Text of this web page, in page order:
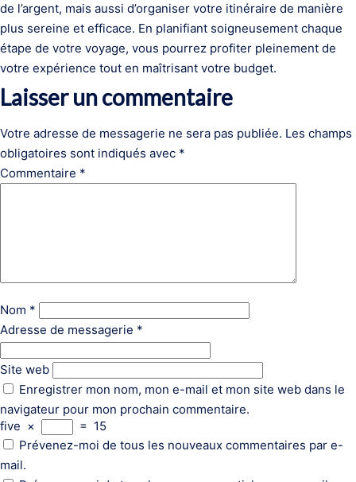
de l’argent, mais aussi d’organiser votre itinéraire de manière
plus sereine et efficace. En planifiant soigneusement chaque
étape de votre voyage, vous pourrez profiter pleinement de
votre expérience tout en maîtrisant votre budget.
Laisser un commentaire
Votre adresse de messagerie ne sera pas publiée. Les champs
obligatoires sont indiqués avec *
Commentaire *
Nom *
Adresse de messagerie *
Site web
Enregistrer mon nom, mon e-mail et mon site web dans le
navigateur pour mon prochain commentaire.
five × = 15
Prévenez-moi de tous les nouveaux commentaires par e-
mail.